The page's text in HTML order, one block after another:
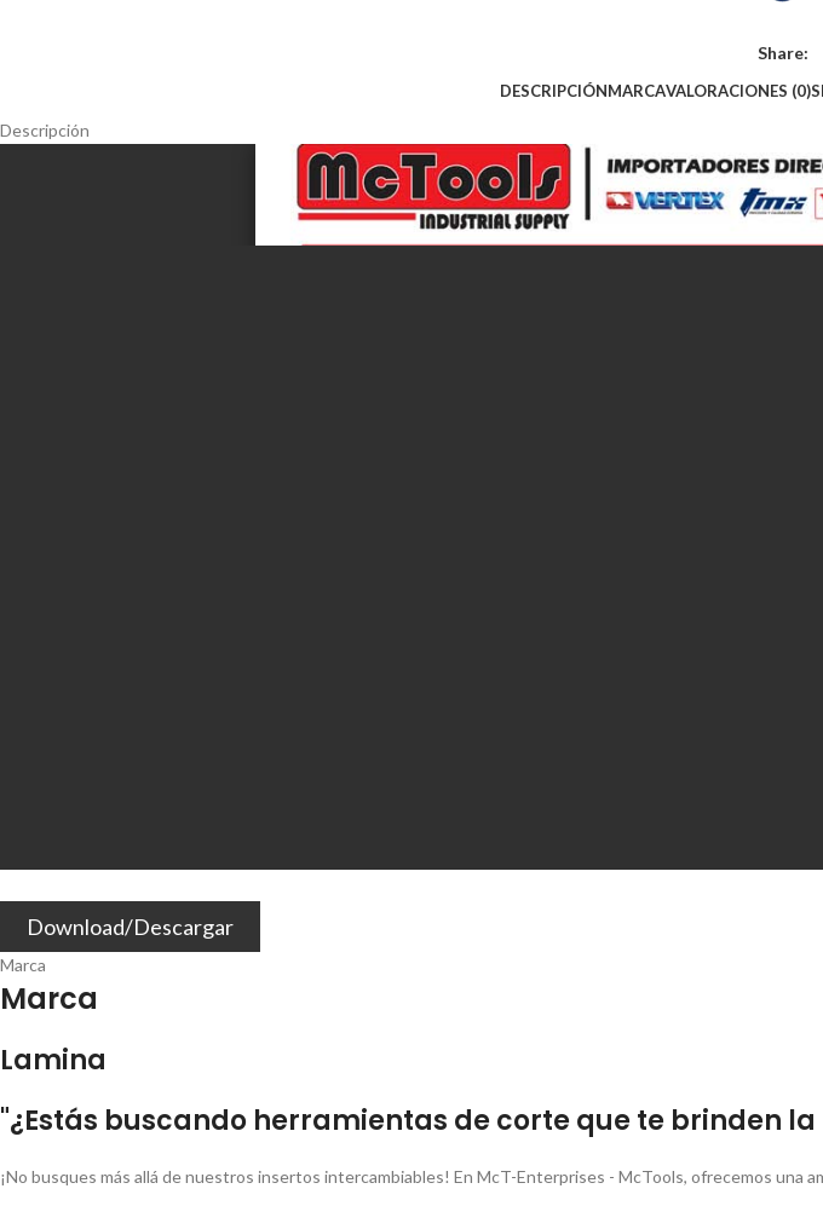
Share:
DESCRIPCIÓNMARCAVALORACIONES (0)
Descripción
Download/Descargar
Marca
Marca
Lamina
"¿Estás buscando herramientas de corte que te brinden
¡No busques más allá de nuestros insertos intercambiables! En McT-Enterprises - McTools, ofrecemos una